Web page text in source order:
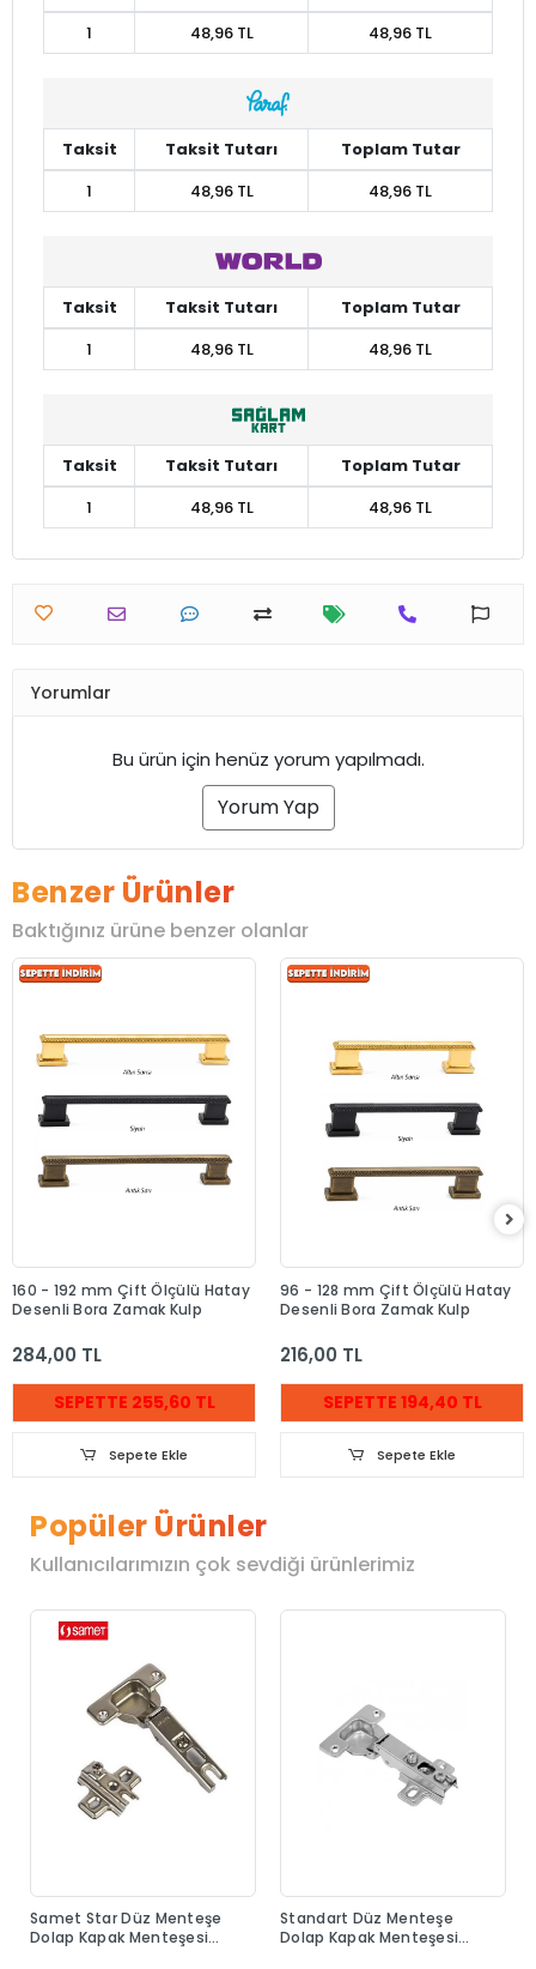
1
48,96 TL 48,96 TL
Taksit Taksit Tutarı
Toplam Tutar
1
48,96 TL 48,96 TL
Taksit Taksit Tutarı
Toplam Tutar
1
48,96 TL 48,96 TL
Taksit Taksit Tutarı
Toplam Tutar
1
48,96 TL 48,96 TL
Yorumlar
Bu ürün için henüz yorum yapılmadı.
Yorum Yap
Benzer Ürünler
Baktığınız ürüne benzer olanlar
160 - 192 mm Çift Ölçülü Hatay
Desenli Bora Zamak Kulp
284,00 TL
SEPETTE 255,60 TL
Sepete Ekle
96 - 128 mm Çift Ölçülü Hatay
Desenli Bora Zamak Kulp
216,00 TL
SEPETTE 194,40 TL
Sepete Ekle
Popüler Ürünler
Kullanıcılarımızın çok sevdiği ürünlerimiz
Samet Star Düz Menteşe
Dolap Kapak Menteşesi
Standart Düz Menteşe
Dolap Kapak Menteşesi